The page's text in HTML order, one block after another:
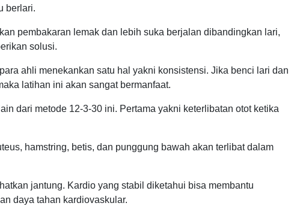
berlari.
pembakaran lemak dan lebih suka berjalan dibandingkan lari,
solusi.
ahli menekankan satu hal yakni konsistensi. Jika benci lari dan
latihan ini akan sangat bermanfaat.
dari metode 12-3-30 ini. Pertama yakni keterlibatan otot ketika
hamstring, betis, dan punggung bawah akan terlibat dalam
jantung. Kardio yang stabil diketahui bisa membantu
daya tahan kardiovaskular.